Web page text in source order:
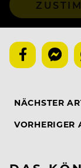
NÄCHSTER
VORHERIGER